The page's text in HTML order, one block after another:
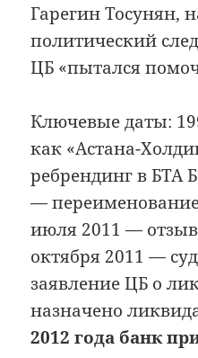
Гарегин Тосунян,
политический
ЦБ «пытался
Ключевые даты:
как «Астана-
ребрендинг в БТА
—
июля 2011 —
октября 2011 —
заявление ЦБ о
назначено
2012 года банк